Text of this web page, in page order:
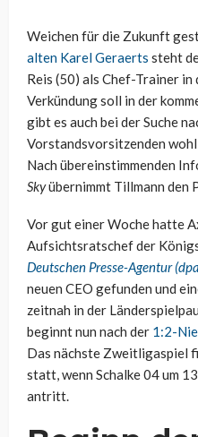
Weichen für die Zukunft
alten Karel Geraerts steht
Reis (50) als Chef-Trainer
Verkündung soll in der
gibt es auch bei der Suche
Vorstandsvorsitzenden
Nach übereinstimmenden
Skyübernimmt Tillmann den
Vor gut einer Woche hatte
Aufsichtsratschef der
Deutschen Presse-Agentur
neuen CEO gefunden und
zeitnah in der
beginnt nun nach der 1:2-
Das nächste Zweitligaspiel
statt, wenn Schalke 04 um
antritt.